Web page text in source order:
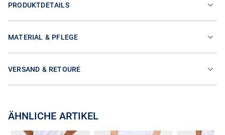
PRODUKTDETAILS
MATERIAL & PFLEGE
VERSAND & RETOURE
ÄHNLICHE ARTIKEL